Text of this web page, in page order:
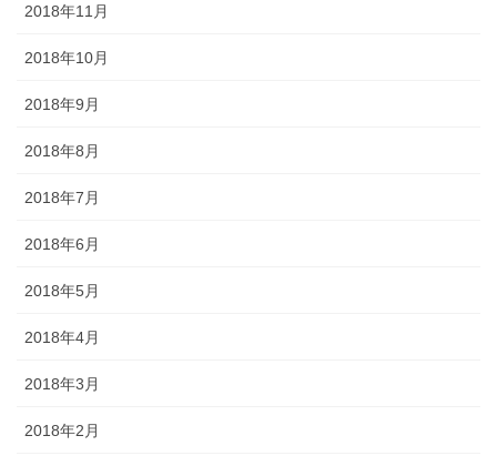
2018年11月
2018年10月
2018年9月
2018年8月
2018年7月
2018年6月
2018年5月
2018年4月
2018年3月
2018年2月